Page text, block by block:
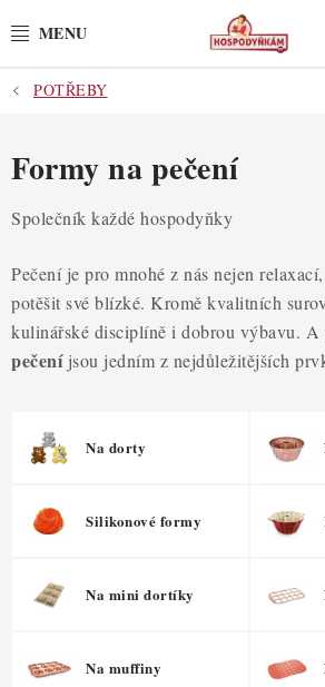
na
POTŘEBY
POMŮCKY
SUROVINY
DEKORACE
PRO OSLAVY
POCHUTINY
PROFI BALENÍ
POTŘEBY
Formy na pečení
Společník každé hospodyňky
Pečení je pro mnohé z nás nejen
potěšit své blízké. Kromě kvalitních
kulinářské disciplíně i dobrou výbavu. A
pečeníjsou jedním z nejdůležitějších
Na dorty
Silikonové formy
Na mini dortíky
Na muffiny